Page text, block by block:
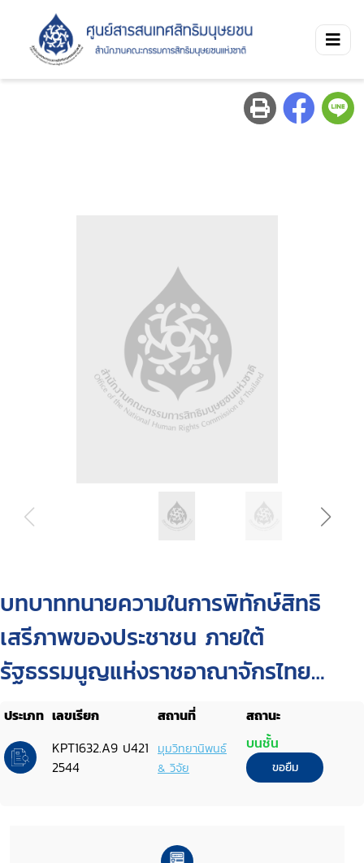
บทบาททนายความในการพิทักษ์สิทธิ
เสรีภาพของประชาชน ภายใต้
รัฐธรรมนูญแห่งราชอาณาจักรไทย
พุทธศักราช 2540 : ศึกษาเฉพาะกรณี
ทนายความเข้าฟังการสอบสวน
ประเภท เลขเรียก สถานที่
สถานะ
KPT1632.A9 ป421
2544
มุมวิทยานิพนธ์
& วิจัย
บนชั้น
ขอยืม